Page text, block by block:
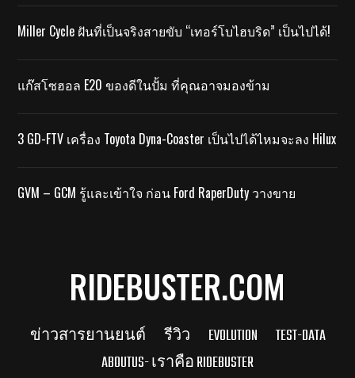
Miller Cycle ฝันที่เป็นจริงสายขับ “เทอร์โบไฮบริด” เป็นไปได้!
แก๊สโซฮอล E20 ของดีในปั้ม ที่คุณอาจมองข้าม
3 GD-FTV เครื่อง Toyota Dyna-Coaster เป็นไปได้ไหมจะลง Hilux
GVM – GCM รู้และเข้าใจ ก่อน Ford RaperDuty วางขาย
RIDEBUSTER.COM
ข่าวสารยานยนต์ รีวิว EVOLUTION
TEST-DATA
ABOUTUS- เราคือ RIDEBUSTER